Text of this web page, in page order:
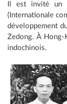
Il est invité un
(Internationale
développement
Zedong. À
indochinois.